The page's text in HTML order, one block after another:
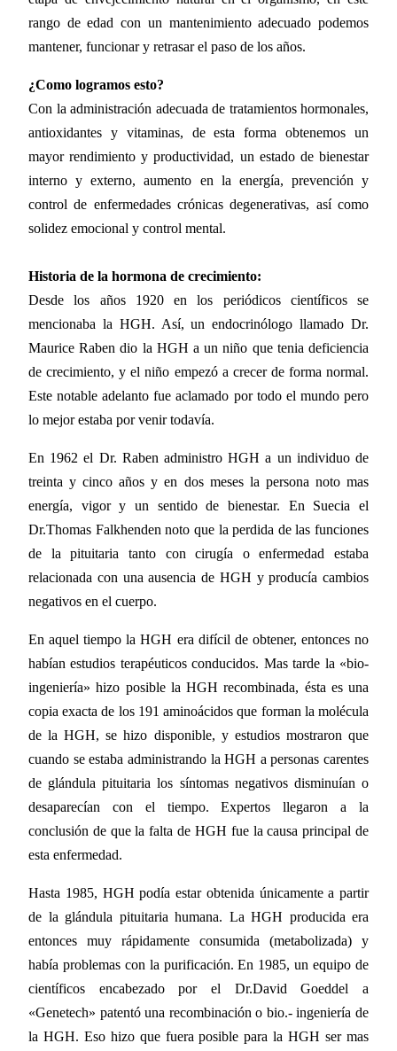
rango de edad con un mantenimiento adecuado podemos
mantener, funcionar y retrasar el paso de los años.
¿Como logramos esto?
Con la administración adecuada de tratamientos hormonales,
antioxidantes y vitaminas, de esta forma obtenemos un
mayor rendimiento y productividad, un estado de bienestar
interno y externo, aumento en la energía, prevención y
control de enfermedades crónicas degenerativas, así como
solidez emocional y control mental.
Historia de la hormona de crecimiento:
Desde los años 1920 en los periódicos científicos se
mencionaba la HGH. Así, un endocrinólogo llamado Dr.
Maurice Raben dio la HGH a un niño que tenia deficiencia
de crecimiento, y el niño empezó a crecer de forma normal.
Este notable adelanto fue aclamado por todo el mundo pero
lo mejor estaba por venir todavía.
En 1962 el Dr. Raben administro HGH a un individuo de
treinta y cinco años y en dos meses la persona noto mas
energía, vigor y un sentido de bienestar. En Suecia el
Dr.Thomas Falkhenden noto que la perdida de las funciones
de la pituitaria tanto con cirugía o enfermedad estaba
relacionada con una ausencia de HGH y producía cambios
negativos en el cuerpo.
En aquel tiempo la HGH era difícil de obtener, entonces no
habían estudios terapéuticos conducidos. Mas tarde la «bio-
ingeniería» hizo posible la HGH recombinada, ésta es una
copia exacta de los 191 aminoácidos que forman la molécula
de la HGH, se hizo disponible, y estudios mostraron que
cuando se estaba administrando la HGH a personas carentes
de glándula pituitaria los síntomas negativos disminuían o
desaparecían con el tiempo. Expertos llegaron a la
conclusión de que la falta de HGH fue la causa principal de
esta enfermedad.
Hasta 1985, HGH podía estar obtenida únicamente a partir
de la glándula pituitaria humana. La HGH producida era
entonces muy rápidamente consumida (metabolizada) y
había problemas con la purificación. En 1985, un equipo de
científicos encabezado por el Dr.David Goeddel a
«Genetech» patentó una recombinación o bio.- ingeniería de
la HGH. Eso hizo que fuera posible para la HGH ser mas